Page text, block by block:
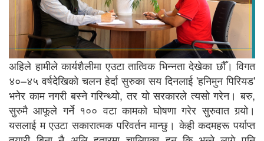
अहिले हामीले कार्यशैलीमा एउटा तात्विक भिन्नता देखेका छौँ। विगत
४०–४५ वर्षदेखिको चलन हेर्दा सुरुका सय दिनलाई 'हनिमुन पिरियड'
भनेर काम नगरी बस्ने गरिन्थ्यो, तर यो सरकारले त्यसो गरेन। बरु,
सुरुमै आफूले गर्ने १०० वटा कामको घोषणा गरेर सुरुवात गर्‍यो।
यसलाई म एउटा सकारात्मक परिवर्तन मान्छु। केही कदमहरू पर्याप्त